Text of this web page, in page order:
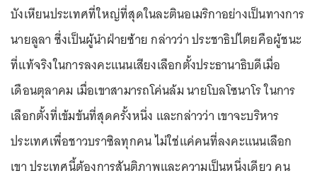
บังเหียนประเทศที่ใหญ่ที่สุดในละตินอเมริกาอย่างเป็นทางการ
นายลูลา ซึ่งเป็นผู้นำฝ่ายซ้าย กล่าวว่า ประชาธิปไตยคือผู้ชนะ
ที่แท้จริงในการลงคะแนนเสียงเลือกตั้งประธานาธิบดีเมื่อ
เดือนตุลาคม เมื่อเขาสามารถโค่นล้ม นายโบลโซนาโร ในการ
เลือกตั้งที่เข้มข้นที่สุดครั้งหนึ่ง และกล่าวว่า เขาจะบริหาร
ประเทศเพื่อชาวบราซิลทุกคน ไม่ใช่แค่คนที่ลงคะแนนเลือก
เขา ประเทศนี้ต้องการสันติภาพและความเป็นหนึ่งเดียว คน